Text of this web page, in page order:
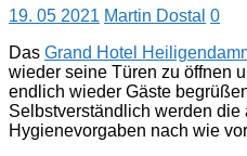
19. 05 2021 Martin Dostal 0
Das Grand Hotel
wieder seine Türen zu öffnen
endlich wieder Gäste
Selbstverständlich werden die
Hygienevorgaben nach wie